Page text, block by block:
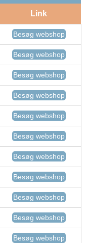
Link
Besøg webshop
Besøg webshop
Besøg webshop
Besøg webshop
Besøg webshop
Besøg webshop
Besøg webshop
Besøg webshop
Besøg webshop
Besøg webshop
Besøg webshop